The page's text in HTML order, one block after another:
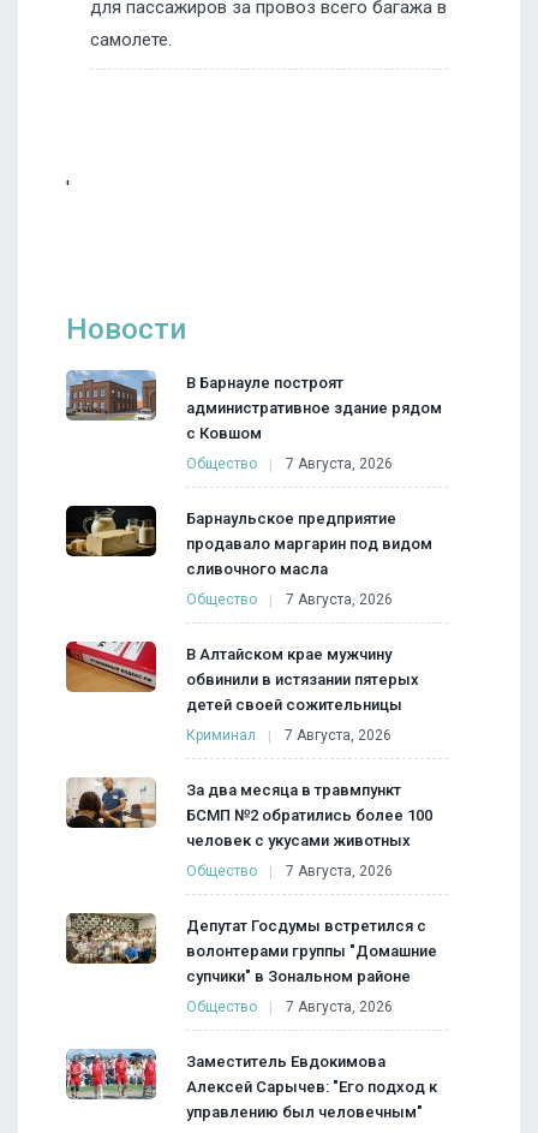
для пассажиров за провоз всего багажа в
самолете.
'
Новости
В Барнауле построят
административное здание рядом
с Ковшом
Общество 7 Августа, 2026
Барнаульское предприятие
продавало маргарин под видом
сливочного масла
Общество 7 Августа, 2026
В Алтайском крае мужчину
обвинили в истязании пятерых
детей своей сожительницы
Криминал 7 Августа, 2026
За два месяца в травмпункт
БСМП №2 обратились более 100
человек с укусами животных
Общество 7 Августа, 2026
Депутат Госдумы встретился с
волонтерами группы "Домашние
супчики" в Зональном районе
Общество 7 Августа, 2026
Заместитель Евдокимова
Алексей Сарычев: "Его подход к
управлению был человечным"